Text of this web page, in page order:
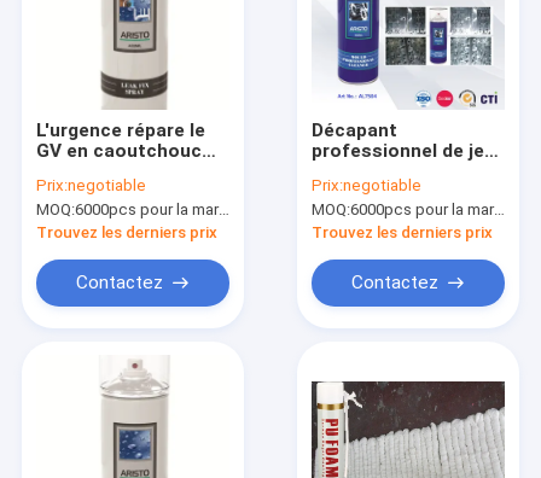
Produits
À propos de nous
L'urgence répare le
GV en caoutchouc
décapant de ménage
Prix:negotiable
MOQ:6000pcs pour la marque d'Aristo, 15000pcs pour la marque de client
Trouvez les derniers prix
Contactez
Décapant
professionnel de jet
produits qui respecte
l'environnement
d'entretien
pénétration superbe
Prix:negotiable
MOQ:6000pcs pour la marque d'Aristo, 15000pcs pour la marque de client
Trouvez les derniers prix
Contactez